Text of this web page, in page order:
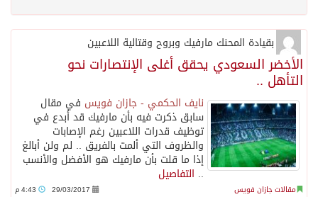
بقيادة المحنك مارفيك وبروح وقتالية اللاعبين
الأخضر السعودي يحقق أغلى الإنتصارات نحو
التأهل ..
نايف الحكمي - جازان فويس في مقال
سابق ذكرت فيه بأن مارفيك قد أبدع في
توظيف قدرات اللاعبين رغم الإصابات
والظروف التي ألمت بالفريق .. لم ولن أبالغ
إذا ما قلت بأن مارفيك هو الأفضل والأنسب
.. التفاصيل
مقالات جازان فويس 29/03/2017